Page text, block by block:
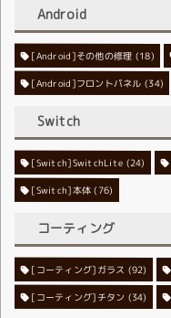
Android
[Android]その他の修理 (18)
[Android]フロントパネル (34)
Switch
[Switch]SwitchLite (24)
[Switch]本体 (76)
コーティング
[コーティング]ガラス (92)
[コーティング]チタン (34)